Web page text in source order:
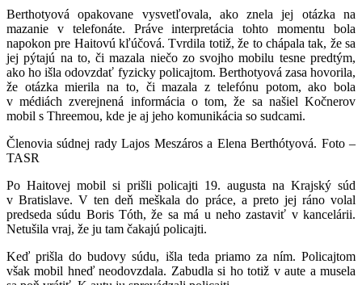
Berthotyová opakovane vysvetľovala, ako znela jej otázka na
mazanie v telefonáte. Práve interpretácia tohto momentu bola
napokon pre Haitovú kľúčová. Tvrdila totiž, že to chápala tak, že sa
jej pýtajú na to, či mazala niečo zo svojho mobilu tesne predtým,
ako ho išla odovzdať fyzicky policajtom. Berthotyová zasa hovorila,
že otázka mierila na to, či mazala z telefónu potom, ako bola
v médiách zverejnená informácia o tom, že sa našiel Kočnerov
mobil s Threemou, kde je aj jeho komunikácia so sudcami.
Členovia súdnej rady Lajos Meszáros a Elena Berthótyová. Foto –
TASR
Po Haitovej mobil si prišli policajti 19. augusta na Krajský súd
v Bratislave. V ten deň meškala do práce, a preto jej ráno volal
predseda súdu Boris Tóth, že sa má u neho zastaviť v kancelárii.
Netušila vraj, že ju tam čakajú policajti.
Keď prišla do budovy súdu, išla teda priamo za ním. Policajtom
však mobil hneď neodovzdala. Zabudla si ho totiž v aute a musela